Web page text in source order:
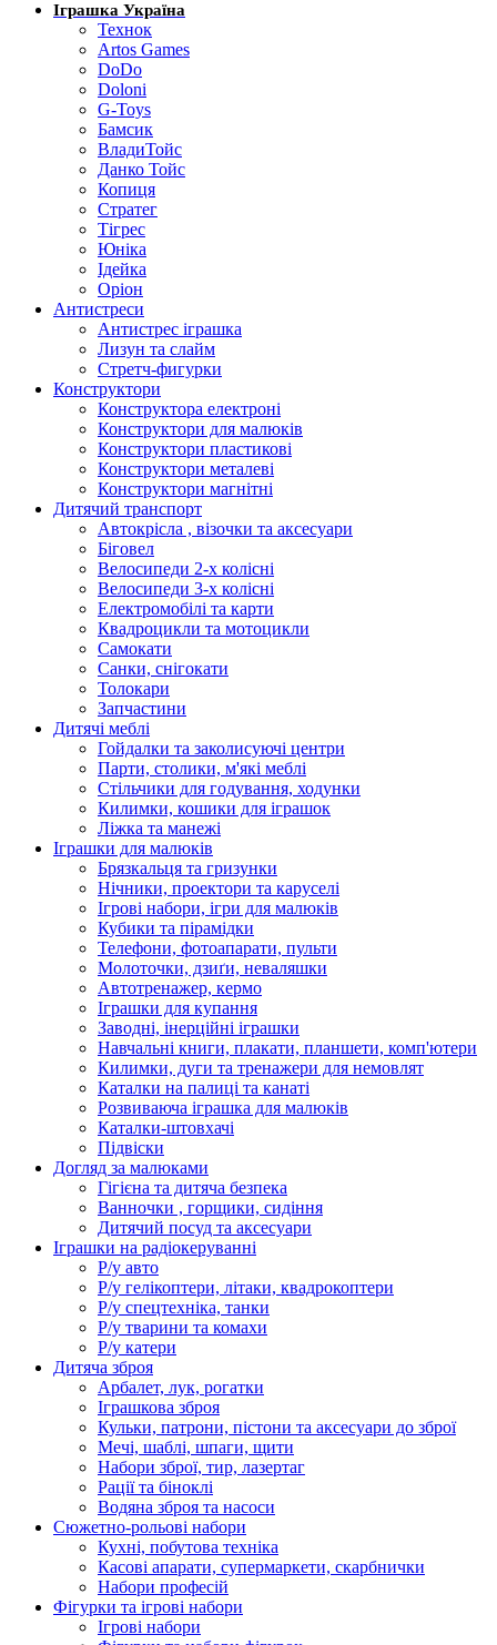
Іграшка Україна
Технок
Artos Games
DoDo
Doloni
G-Toys
Бамсик
ВладиТойс
Данко Тойс
Копиця
Стратег
Тігрес
Юніка
Ідейка
Оріон
Антистреси
Антистрес іграшка
Лизун та слайм
Стретч-фигурки
Конструктори
Конструктора електроні
Конструктори для малюків
Конструктори пластикові
Конструктори металеві
Конструктори магнітні
Дитячий транспорт
Автокрісла , візочки та аксесуари
Біговел
Велосипеди 2-х колісні
Велосипеди 3-х колісні
Електромобілі та карти
Квадроцикли та мотоцикли
Самокати
Санки, снігокати
Толокари
Запчастини
Дитячі меблі
Гойдалки та заколисуючі центри
Парти, столики, м'які меблі
Стільчики для годування, ходунки
Килимки, кошики для іграшок
Ліжка та манежі
Іграшки для малюків
Брязкальця та гризунки
Нічники, проектори та каруселі
Ігрові набори, ігри для малюків
Кубики та пірамідки
Телефони, фотоапарати, пульти
Молоточки, дзиґи, неваляшки
Автотренажер, кермо
Іграшки для купання
Заводні, інерційні іграшки
Навчальні книги, плакати, планшети, комп'ютери
Килимки, дуги та тренажери для немовлят
Каталки на палиці та канаті
Розвиваюча іграшка для малюків
Каталки-штовхачі
Підвіски
Догляд за малюками
Гігієна та дитяча безпека
Ванночки , горщики, сидіння
Дитячий посуд та аксесуари
Іграшки на радіокеруванні
Р/у авто
Р/у гелікоптери, літаки, квадрокоптери
Р/у спецтехніка, танки
Р/у тварини та комахи
Р/у катери
Дитяча зброя
Арбалет, лук, рогатки
Іграшкова зброя
Кульки, патрони, пістони та аксесуари до зброї
Мечі, шаблі, шпаги, щити
Набори зброї, тир, лазертаг
Рації та біноклі
Водяна зброя та насоси
Сюжетно-рольові набори
Кухні, побутова техніка
Касові апарати, супермаркети, скарбнички
Набори професій
Фігурки та ігрові набори
Ігрові набори